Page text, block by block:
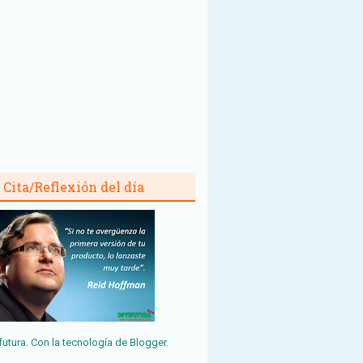
Cita/Reflexión del día
Con la tecnología de Blogger.